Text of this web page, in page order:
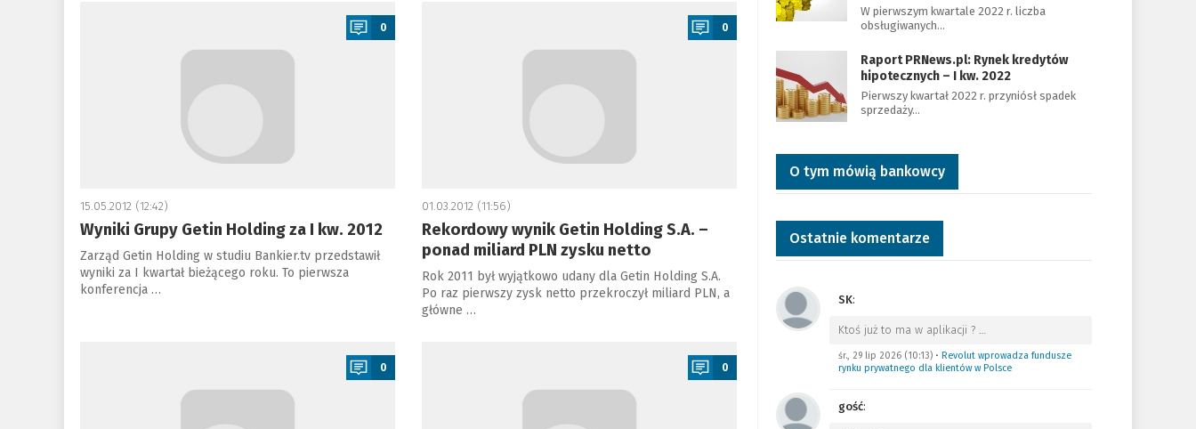
0
15.05.2012 (12:42)
Wyniki Grupy Getin Holding za I kw. 2012
Zarząd Getin Holding w studiu Bankier.tv przedstawił
wyniki za I kwartał bieżącego roku. To pierwsza
konferencja …
0
01.03.2012 (11:56)
Rekordowy wynik Getin Holding S.A. –
ponad miliard PLN zysku netto
Rok 2011 był wyjątkowo udany dla Getin Holding S.A.
Po raz pierwszy zysk netto przekroczył miliard PLN, a
główne …
0 0
W pierwszym kwartale 2022 r. liczba
obsługiwanych…
Raport PRNews.pl: Rynek kredytów
hipotecznych – I kw. 2022
Pierwszy kwartał 2022 r. przyniósł spadek
sprzedaży…
O tym mówią bankowcy
Ostatnie komentarze
SK:
Ktoś już to ma w aplikacji ? …
śr., 29 lip 2026 (10:13)• Revolut wprowadza fundusze
rynku prywatnego dla klientów w Polsce
gość: